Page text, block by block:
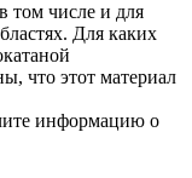
том числе и для
Для каких
что этот материал
информацию о